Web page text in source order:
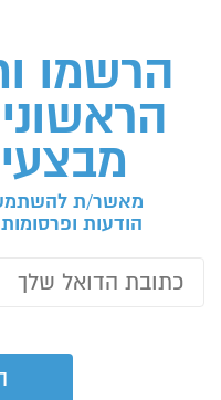
הרשמו
מאשר/ת
הודעות